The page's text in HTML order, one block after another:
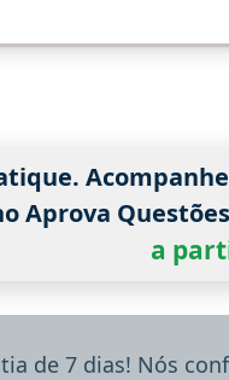
Aprova
a
de 7 dias! Nós